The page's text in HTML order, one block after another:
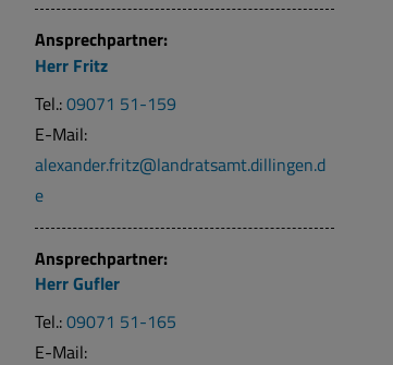
Ansprechpartner:
Herr Fritz
Tel.:09071 51-159
E-Mail:
alexander.fritz@landratsamt.dillingen.d
e
Ansprechpartner:
HerrGufler
Tel.:09071 51-165
E-Mail: